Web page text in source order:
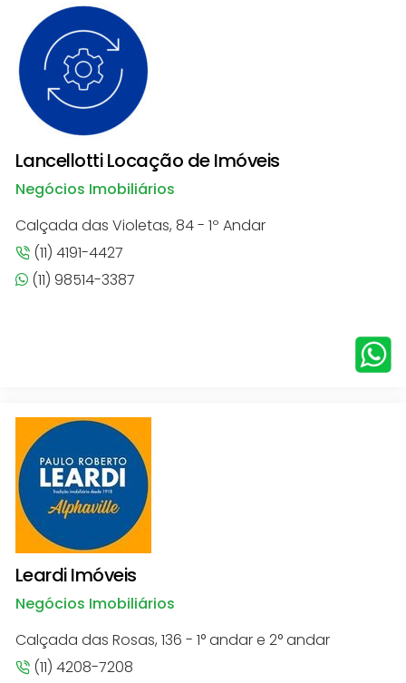
Lancellotti Locação de Imóveis
Negócios Imobiliários
Calçada das Violetas, 84 - 1º Andar
(11) 4191-4427
(11) 98514-3387
Leardi Imóveis
Negócios Imobiliários
Calçada das Rosas, 136 - 1° andar e 2° andar
(11) 4208-7208